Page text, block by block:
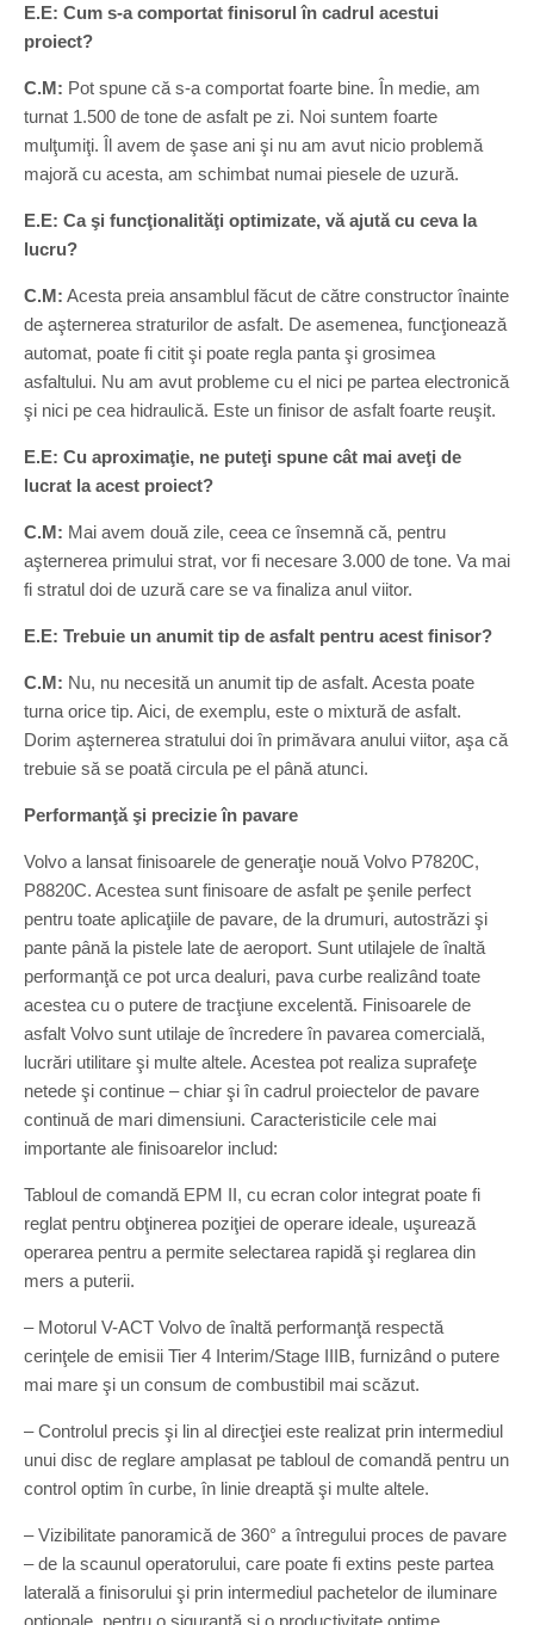
E.E: Cum s-a comportat finisorul în cadrul acestui
proiect?
C.M: Pot spune că s-a comportat foarte bine. În medie, am
turnat 1.500 de tone de asfalt pe zi. Noi suntem foarte
mulţumiţi. Îl avem de şase ani şi nu am avut nicio problemă
majoră cu acesta, am schimbat numai piesele de uzură.
E.E: Ca şi funcţionalităţi optimizate, vă ajută cu ceva la
lucru?
C.M: Acesta preia ansamblul făcut de către constructor înainte
de aşternerea straturilor de asfalt. De asemenea, funcţionează
automat, poate fi citit şi poate regla panta şi grosimea
asfaltului. Nu am avut probleme cu el nici pe partea electronică
şi nici pe cea hidraulică. Este un finisor de asfalt foarte reuşit.
E.E: Cu aproximaţie, ne puteţi spune cât mai aveţi de
lucrat la acest proiect?
C.M: Mai avem două zile, ceea ce însemnă că, pentru
aşternerea primului strat, vor fi necesare 3.000 de tone. Va mai
fi stratul doi de uzură care se va finaliza anul viitor.
E.E: Trebuie un anumit tip de asfalt pentru acest finisor?
C.M: Nu, nu necesită un anumit tip de asfalt. Acesta poate
turna orice tip. Aici, de exemplu, este o mixtură de asfalt.
Dorim aşternerea stratului doi în primăvara anului viitor, aşa că
trebuie să se poată circula pe el până atunci.
Performanţă şi precizie în pavare
Volvo a lansat finisoarele de generaţie nouă Volvo P7820C,
P8820C. Acestea sunt finisoare de asfalt pe şenile perfect
pentru toate aplicaţiile de pavare, de la drumuri, autostrăzi şi
pante până la pistele late de aeroport. Sunt utilajele de înaltă
performanţă ce pot urca dealuri, pava curbe realizând toate
acestea cu o putere de tracţiune excelentă. Finisoarele de
asfalt Volvo sunt utilaje de încredere în pavarea comercială,
lucrări utilitare şi multe altele. Acestea pot realiza suprafeţe
netede şi continue – chiar şi în cadrul proiectelor de pavare
continuă de mari dimensiuni. Caracteristicile cele mai
importante ale finisoarelor includ:
Tabloul de comandă EPM II, cu ecran color integrat poate fi
reglat pentru obţinerea poziţiei de operare ideale, uşurează
operarea pentru a permite selectarea rapidă şi reglarea din
mers a puterii.
– Motorul V-ACT Volvo de înaltă performanţă respectă
cerinţele de emisii Tier 4 Interim/Stage IIIB, furnizând o putere
mai mare şi un consum de combustibil mai scăzut.
– Controlul precis şi lin al direcţiei este realizat prin intermediul
unui disc de reglare amplasat pe tabloul de comandă pentru un
control optim în curbe, în linie dreaptă şi multe altele.
– Vizibilitate panoramică de 360° a întregului proces de pavare
– de la scaunul operatorului, care poate fi extins peste partea
laterală a finisorului şi prin intermediul pachetelor de iluminare
opţionale, pentru o siguranţă şi o productivitate optime.